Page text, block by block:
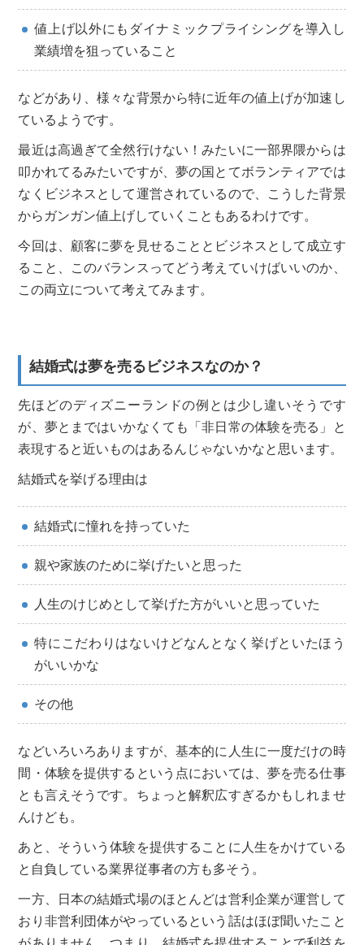
値上げ以外にもダイナミックプライシングを導入し
業績増を狙っていること
などがあり、様々な背景から特に近年の値上げが加速し
ているようです。
最近は高過ぎて全然行けない！みたいに一部界隈からは
叩かれてるみたいですが、夢の国とてボランティアでは
なくビジネスとして運営されているので、こうした背景
からガンガン値上げしていくこともあるわけです。
今回は、顧客に夢を見せることとビジネスとして成立す
ること、このバランスってどう考えていけばいいのか、
この両立について考えてみます。
結婚式は夢を売るビジネスなのか？
先ほどのディズニーランドの例とは少し違いそうです
が、夢とまではいかなくても「非日常の体験を売る」と
表現すると近いものはあるんじゃないかなと思います。
結婚式を挙げる理由は
結婚式に憧れを持っていた
親や家族のために挙げたいと思った
人生のけじめとして挙げた方がいいと思っていた
特にこだわりはないけどなんとなく挙げといたほう
がいいかな
その他
などいろいろありますが、基本的に人生に一度だけの時
間・体験を提供するという点においては、夢を売る仕事
とも言えそうです。ちょっと解釈広すぎるかもしれませ
んけども。
あと、そういう体験を提供することに人生をかけている
と自負している業界従事者の方も多そう。
一方、日本の結婚式場のほとんどは営利企業が運営して
おり非営利団体がやっているという話はほぼ聞いたこと